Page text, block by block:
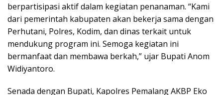
berpartisipasi aktif dalam kegiatan penanaman. “Kami
dari pemerintah kabupaten akan bekerja sama dengan
Perhutani, Polres, Kodim, dan dinas terkait untuk
mendukung program ini. Semoga kegiatan ini
bermanfaat dan membawa berkah,” ujar Bupati Anom
Widiyantoro.
Senada dengan Bupati, Kapolres Pemalang AKBP Eko